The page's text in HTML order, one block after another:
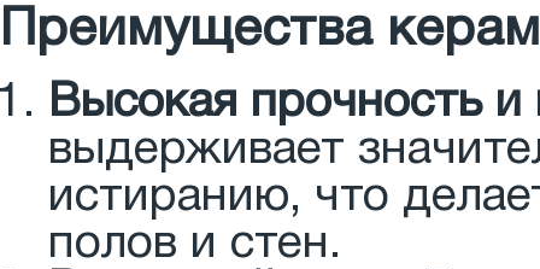
Преимущества
Высокая прочность и
выдерживает
истиранию, что
полов и стен.